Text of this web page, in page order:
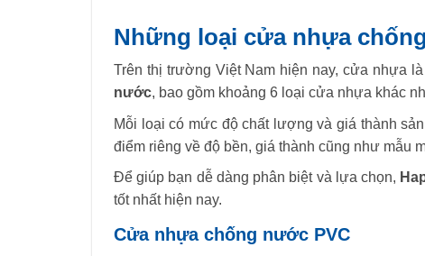
Những loại cửa nhựa
Trên thị trường Việt Nam hiện nay, cửa nhựa
nước, bao gồm khoảng 6 loại cửa nhựa khác
Mỗi loại có mức độ chất lượng và giá thành
điểm riêng về độ bền, giá thành cũng như mẫu
Để giúp bạn dễ dàng phân biệt và lựa chọn,
tốt nhất hiện nay.
Cửa nhựa chống nước PVC